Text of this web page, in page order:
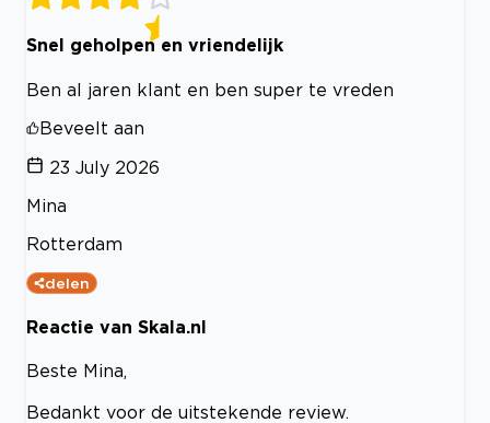
Snel geholpen en vriendelijk
Ben al jaren klant en ben super te vreden
Beveelt aan
23 July 2026
Mina
Rotterdam
delen
Reactie van Skala.nl
Beste Mina,
Bedankt voor de uitstekende review.